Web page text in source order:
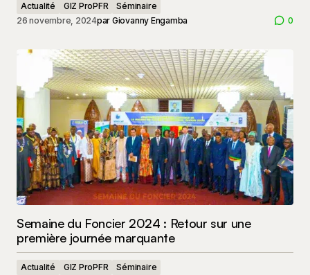
Actualité GIZ ProPFR
Séminaire
26 novembre, 2024par Giovanny Engamba 0
Semaine du Foncier 2024 : Retour sur une
première journée marquante
Actualité GIZ ProPFR
Séminaire